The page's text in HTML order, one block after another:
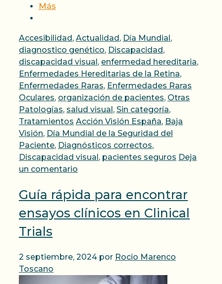
Más
Categorías
Accesibilidad , Actualidad , Día Mundial ,
diagnostico genético, Discapacidad ,
discapacidad visual , enfermedad hereditaria,
Enfermedades Hereditarias de la Retina,
Enfermedades Raras, Enfermedades Raras
Oculares, organización de pacientes, Otras
Patologías, salud visual , Sin categoría,
Tratamientos Etiquetas
Acción Visión España, Baja
Visión, Día Mundial de la Seguridad del
Paciente, Diagnósticos correctos,
Discapacidad visual , pacientes seguros Deja
un comentario
Guía rápida para encontrar
ensayos clínicos en Clinical
Trials
2 septiembre, 2024 por Rocio Marenco
Toscano